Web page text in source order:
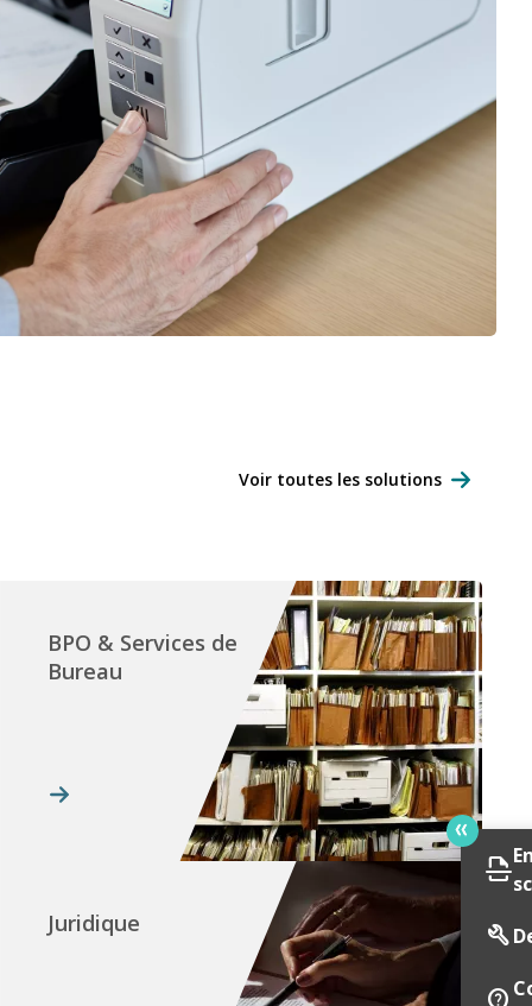
Voir toutes les solutions
BPO & Services de
Bureau
Juridique
scan
build